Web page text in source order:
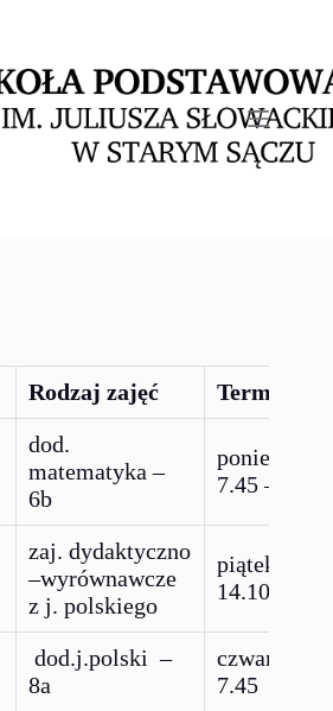
Rodzaj zajęć Termin
dod.
matematyka –
6b
7.45 – 8.30
zaj. dydaktyczno
–wyrównawcze
z j. polskiego
piątek
14.10
dod.j.polski –
8a
czwartek
7.45